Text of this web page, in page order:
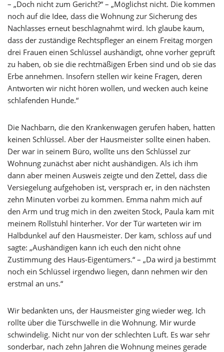
– „Doch nicht zum Gericht?“ – „Möglichst nicht. Die kommen
noch auf die Idee, dass die Wohnung zur Sicherung des
Nachlasses erneut beschlagnahmt wird. Ich glaube kaum,
dass der zuständige Rechtspfleger an einem Freitag morgen
drei Frauen einen Schlüssel aushändigt, ohne vorher geprüft
zu haben, ob sie die rechtmäßigen Erben sind und ob sie das
Erbe annehmen. Insofern stellen wir keine Fragen, deren
Antworten wir nicht hören wollen, und wecken auch keine
schlafenden Hunde.“
Die Nachbarn, die den Krankenwagen gerufen haben, hatten
keinen Schlüssel. Aber der Hausmeister sollte einen haben.
Der war in seinem Büro, wollte uns den Schlüssel zur
Wohnung zunächst aber nicht aushändigen. Als ich ihm
dann aber meinen Ausweis zeigte und den Zettel, dass die
Versiegelung aufgehoben ist, versprach er, in den nächsten
zehn Minuten vorbei zu kommen. Emma nahm mich auf
den Arm und trug mich in den zweiten Stock, Paula kam mit
meinem Rollstuhl hinterher. Vor der Tür warteten wir im
Halbdunkel auf den Hausmeister. Der kam, schloss auf und
sagte: „Aushändigen kann ich euch den nicht ohne
Zustimmung des Haus-Eigentümers.“ – „Da wird ja bestimmt
noch ein Schlüssel irgendwo liegen, dann nehmen wir den
erstmal an uns.“
Wir bedankten uns, der Hausmeister ging wieder weg. Ich
rollte über die Türschwelle in die Wohnung. Mir wurde
schwindelig. Nicht nur von der schlechten Luft. Es war sehr
sonderbar, nach zehn Jahren die Wohnung meines gerade